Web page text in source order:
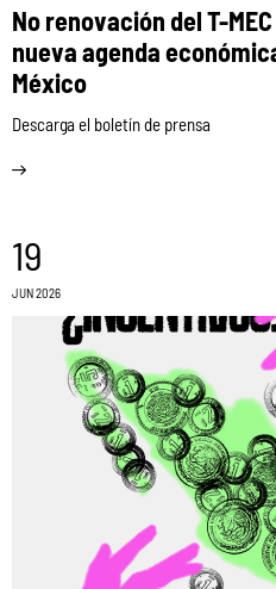
No renovación del T-
nueva agenda
México
Descarga el boletín de prensa
19
JUN 2026